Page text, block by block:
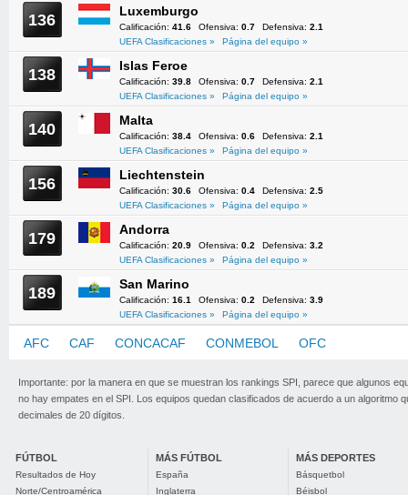
136 Luxemburgo
Calificación: 41.6 Ofensiva: 0.7 Defensiva: 2.1
UEFA Clasificaciones »
Página del equipo »
138 Islas Feroe
Calificación: 39.8 Ofensiva: 0.7 Defensiva: 2.1
UEFA Clasificaciones »
Página del equipo »
140 Malta
Calificación: 38.4 Ofensiva: 0.6 Defensiva: 2.1
UEFA Clasificaciones »
Página del equipo »
156 Liechtenstein
Calificación: 30.6 Ofensiva: 0.4 Defensiva: 2.5
UEFA Clasificaciones »
Página del equipo »
179 Andorra
Calificación: 20.9 Ofensiva: 0.2 Defensiva: 3.2
UEFA Clasificaciones »
Página del equipo »
189 San Marino
Calificación: 16.1 Ofensiva: 0.2 Defensiva: 3.9
UEFA Clasificaciones »
Página del equipo »
AFC CAF CONCACAF CONMEBOL OFC
Importante: por la manera en que se muestran los rankings SPI, parece que algunos
no hay empates en el SPI. Los equipos quedan clasificados de acuerdo a un algoritmo
decimales de 20 dígitos.
FÚTBOL
Resultados de Hoy
Norte/Centroamérica
MÁS FÚTBOL
España
Inglaterra
MÁS DEPORTES
Básquetbol
Béisbol